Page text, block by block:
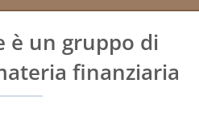
è un gruppo di
finanziaria